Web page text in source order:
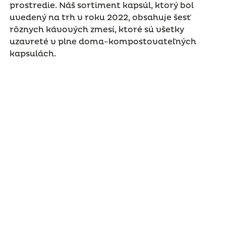
prostredie. Náš sortiment kapsúl, ktorý bol
uvedený na trh v roku 2022, obsahuje šesť
rôznych kávových zmesí, ktoré sú všetky
uzavreté v plne doma-kompostovateľných
kapsulách.